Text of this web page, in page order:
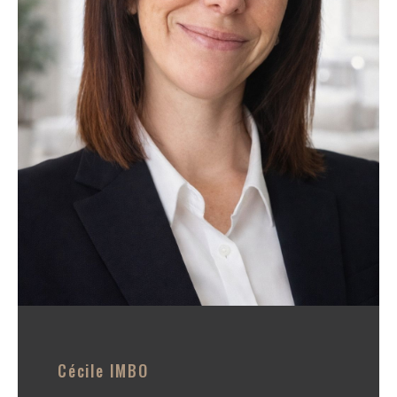
secondaire ou d'un investissement purement locatif.
Dès votre prise en charge, nos agents s'attachent à
vous dispenser les meilleurs conseils et vous
proposent des biens immobiliers en accord avec vos
besoins.
Nous vous accompagnons également lors de
l'ensemble des visites et nous vous assistons dans
les différentes démarches jusqu'à l'aboutissement de
Vous recherchez un accompagnement qualifié pour
réaliser votre projet immobilier ? Contactez notre
Cécile IMBO